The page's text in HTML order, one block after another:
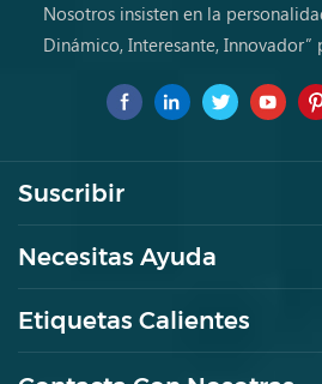
Nosotros insisten en la
Dinámico, Interesante,
por primera
Suscribir
Necesitas Ayuda
Etiquetas Calientes